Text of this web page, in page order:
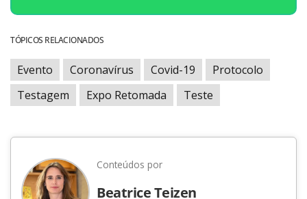
TÓPICOS RELACIONADOS
Evento Coronavírus Covid-19
Protocolo
Testagem
Expo Retomada Teste
Conteúdos por
Beatrice Teizen